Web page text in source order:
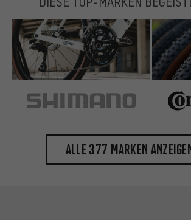
Alle 377 Marken